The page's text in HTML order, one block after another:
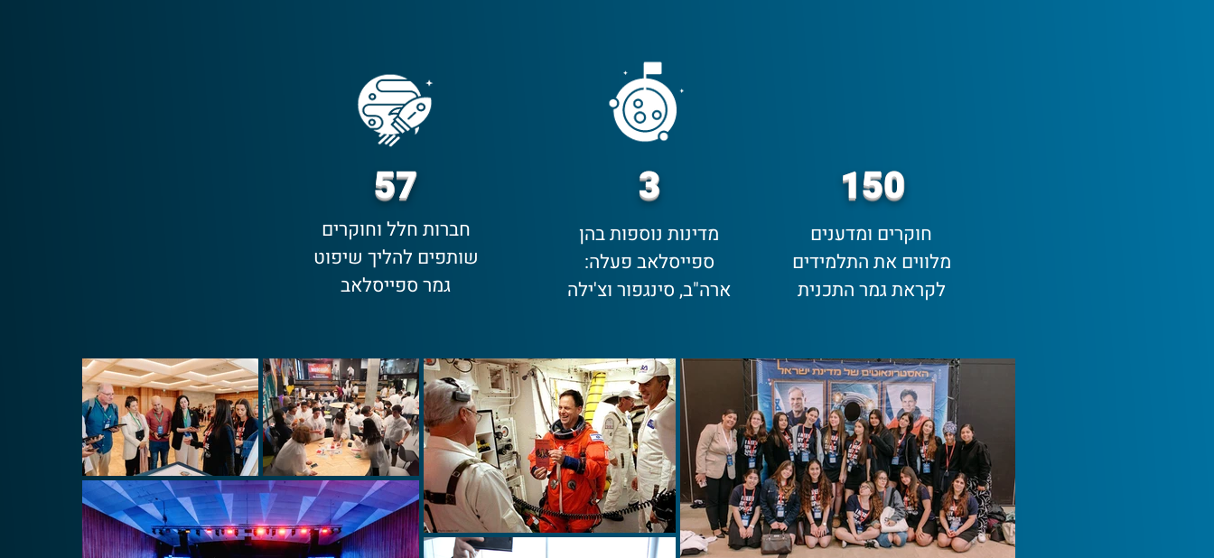
57
חברות חלל וחוקרים
שותפים להליך שיפוט
גמר ספייסלאב
3
מדינות נוספות בהן
ספייסלאב פעלה:
ארה"ב, סינגפור וצ'ילה
150
חוקרים ומדענים
מלווים את התלמידים
לקראת גמר התכנית